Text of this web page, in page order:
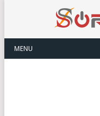
MENU